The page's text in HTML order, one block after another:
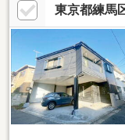
１８分♪＼ ご覧頂き
区・西東京市の不動産
へお任せください。
ちしております。
東京都練馬